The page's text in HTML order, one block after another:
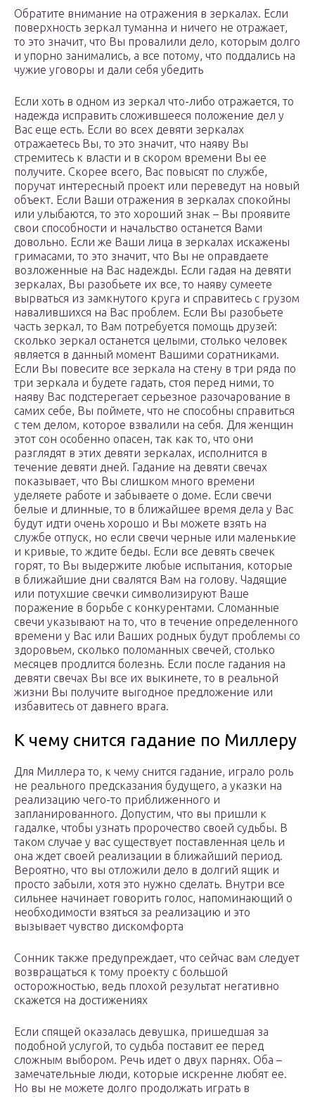
Обратите внимание на отражения в зеркалах. Если
поверхность зеркал туманна и ничего не отражает,
то это значит, что Вы провалили дело, которым долго
и упорно занимались, а все потому, что поддались на
чужие уговоры и дали себя убедить
Если хоть в одном из зеркал что-либо отражается, то
надежда исправить сложившееся положение дел у
Вас еще есть. Если во всех девяти зеркалах
отражаетесь Вы, то это значит, что наяву Вы
стремитесь к власти и в скором времени Вы ее
получите. Скорее всего, Вас повысят по службе,
поручат интересный проект или переведут на новый
объект. Если Ваши отражения в зеркалах спокойны
или улыбаются, то это хороший знак – Вы проявите
свои способности и начальство останется Вами
довольно. Если же Ваши лица в зеркалах искажены
гримасами, то это значит, что Вы не оправдаете
возложенные на Вас надежды. Если гадая на девяти
зеркалах, Вы разобьете их все, то наяву сумеете
вырваться из замкнутого круга и справитесь с грузом
навалившихся на Вас проблем. Если Вы разобьете
часть зеркал, то Вам потребуется помощь друзей:
сколько зеркал останется целыми, столько человек
является в данный момент Вашими соратниками.
Если Вы повесите все зеркала на стену в три ряда по
три зеркала и будете гадать, стоя перед ними, то
наяву Вас подстерегает серьезное разочарование в
самих себе, Вы поймете, что не способны справиться
с тем делом, которое взвалили на себя. Для женщин
этот сон особенно опасен, так как то, что они
разглядят в этих девяти зеркалах, исполнится в
течение девяти дней. Гадание на девяти свечах
показывает, что Вы слишком много времени
уделяете работе и забываете о доме. Если свечи
белые и длинные, то в ближайшее время дела у Вас
будут идти очень хорошо и Вы можете взять на
службе отпуск, но если свечи черные или маленькие
и кривые, то ждите беды. Если все девять свечек
горят, то Вы выдержите любые испытания, которые
в ближайшие дни свалятся Вам на голову. Чадящие
или потухшие свечки символизируют Ваше
поражение в борьбе с конкурентами. Сломанные
свечи указывают на то, что в течение определенного
времени у Вас или Ваших родных будут проблемы со
здоровьем, сколько поломанных свечей, столько
месяцев продлится болезнь. Если после гадания на
девяти свечах Вы все их выкинете, то в реальной
жизни Вы получите выгодное предложение или
избавитесь от давнего врага.
К чему снится гадание по Миллеру
Для Миллера то, к чему снится гадание, играло роль
не реального предсказания будущего, а указки на
реализацию чего-то приближенного и
запланированного. Допустим, что вы пришли к
гадалке, чтобы узнать пророчество своей судьбы. В
таком случае у вас существует поставленная цель и
она ждет своей реализации в ближайший период.
Вероятно, что вы отложили дело в долгий ящик и
просто забыли, хотя это нужно сделать. Внутри все
сильнее начинает говорить голос, напоминающий о
необходимости взяться за реализацию и это
вызывает чувство дискомфорта
Сонник также предупреждает, что сейчас вам следует
возвращаться к тому проекту с большой
осторожностью, ведь плохой результат негативно
скажется на достижениях
Если спящей оказалась девушка, пришедшая за
подобной услугой, то судьба поставит ее перед
сложным выбором. Речь идет о двух парнях. Оба –
замечательные люди, которые искренне любят ее.
Но вы не можете долго продолжать играть в